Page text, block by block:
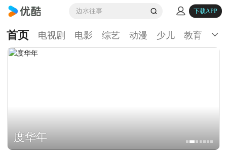
边水往事 下载APP
首页 电视剧 电影 综艺 动漫 少儿 教育 生
度华年